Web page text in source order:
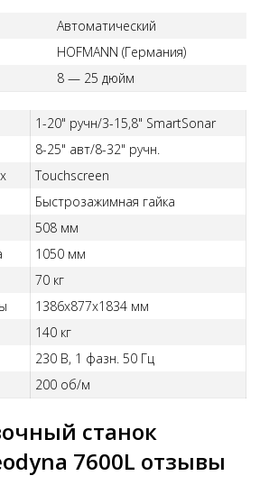
Автоматический
HOFMANN (Германия)
8 — 25 дюйм
1-20" ручн/3-15,8" SmartSonar
8-25" авт/8-32" ручн.
Touchscreen
Быстрозажимная гайка
508 мм
1050 мм
70 кг
1386х877х1834 мм
140 кг
230 В, 1 фазн. 50 Гц
200 об/м
станок
7600L отзывы